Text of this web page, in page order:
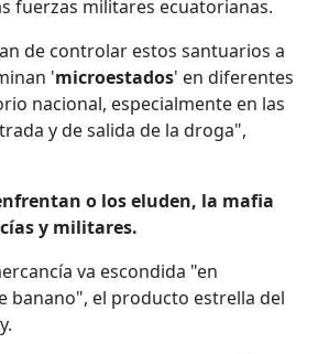
fuerzas militares ecuatorianas.
de controlar estos santuarios a
'microestados' en diferentes
nacional, especialmente en las
y de salida de la droga",
o los eluden, la mafia
y militares.
va escondida "en
banano", el producto estrella del